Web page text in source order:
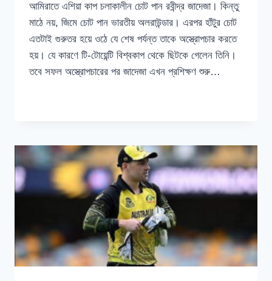
আমিরাতে এশিয়া কাপ চলাকালীন চোট পান রবীন্দ্র জাদেজা। কিন্তু
মাঠে নয়, জিমে চোট পান ভারতীয় অলরাউন্ডার। এরপর হাঁটুর চোট
এতটাই গুরুতর হয়ে ওঠে যে শেষ পর্যন্ত তাকে অস্ত্রোপচার করতে
হয়। যে কারণে টি-টোয়েন্টি বিশ্বকাপ থেকে ছিটকে গেলেন তিনি।
তবে সফল অস্ত্রোপচারের পর জাদেজা এখন প্রশিক্ষণ শুরু…
শুরু
করলেন
প্রশিক্ষণ